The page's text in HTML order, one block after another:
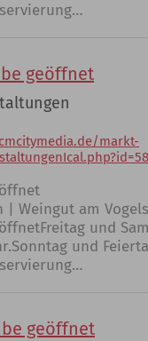
geöffnet
markt-
| Weingut am
und
und
geöffnet